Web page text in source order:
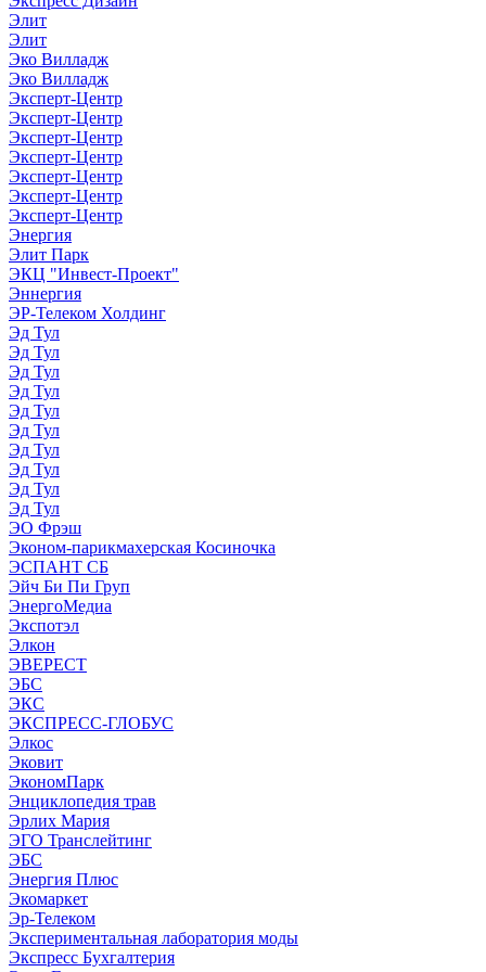
Элит
Элит
Эко Вилладж
Эко Вилладж
Эксперт-Центр
Эксперт-Центр
Эксперт-Центр
Эксперт-Центр
Эксперт-Центр
Эксперт-Центр
Эксперт-Центр
Энергия
Элит Парк
ЭКЦ "Инвест-Проект"
Эннергия
ЭР-Телеком Холдинг
Эд Тул
Эд Тул
Эд Тул
Эд Тул
Эд Тул
Эд Тул
Эд Тул
Эд Тул
Эд Тул
Эд Тул
ЭО Фрэш
Эконом-парикмахерская Косиночка
ЭСПАНТ СБ
Эйч Би Пи Груп
ЭнергоМедиа
Экспотэл
Элкон
ЭВЕРЕСТ
ЭБС
ЭКС
ЭКСПРЕСС-ГЛОБУС
Элкос
Эковит
ЭкономПарк
Энциклопедия трав
Эрлих Мария
ЭГО Транслейтинг
ЭБС
Энергия Плюс
Экомаркет
Эр-Телеком
Экспериментальная лаборатория моды
Экспресс Бухгалтерия